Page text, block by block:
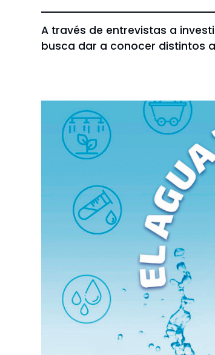
A través de entrevistas a
busca dar a conocer distintos